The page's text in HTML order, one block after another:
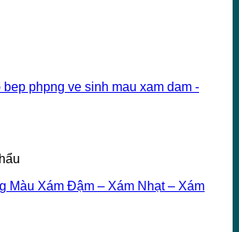
Màu Xám Đậm – Xám Nhạt – Xám